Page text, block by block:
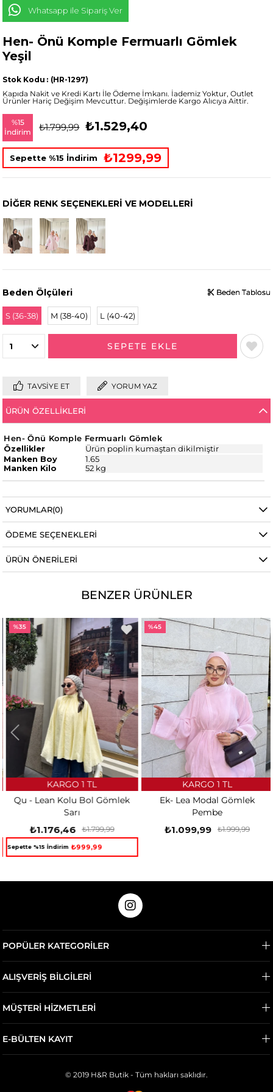
Whatsapp ile Sipariş Ver
Hen- Önü Komple Fermuarlı Gömlek
Yeşil
(HR-1297)
Stok Kodu
Kapıda Nakit ve Kredi Kartı İle Ödeme İmkanı. İademiz Yoktur, Outlet
Ürünler Hariç Değişim Mevcuttur. Değişimlerde Kargo Alıcıya Aittir.
%15
İndirim
₺1.799,99 ₺1.529,40
Sepette %15 İndirim ₺1299,99
DIĞER RENK SEÇENEKLERI VE MODELLERI
Beden Ölçüleri
S (36-38) M (38-40) L (40-42)
Beden Tablosu
Beden Tablosu
Beden Tablosu
TAVSIYE ET YORUM YAZ
ÜRÜN ÖZELLIKLERI
Hen- Önü Komple Fermuarlı Gömlek
Özellikler
Ürün poplin kumaştan dikilmiştir
Manken Boy
Manken Kilo
1.65
52 kg
YORUMLAR(0)
ÖDEME SEÇENEKLERI
ÜRÜN ÖNERILERI
BENZER ÜRÜNLER
Qu - Lean Kolu Bol Gömlek
Sarı
₺1.176,46 ₺1.799,99
Sepette %15 İndirim ₺999,99
KARGO 1 TL
%35
Ek- Lea Modal Gömlek
Pembe
₺1.099,99 ₺1.999,99
KARGO 1 TL
%45
POPÜLER KATEGORİLER
ALIŞVERİŞ BİLGİLERİ
MÜŞTERİ HİZMETLERİ
E-BÜLTEN KAYIT
© 2019 H&R Butik - Tüm hakları saklıdır.